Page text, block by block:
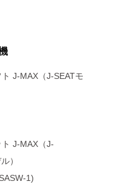
J-MAX（J-SEATモ
J-MAX（J-
）
1)